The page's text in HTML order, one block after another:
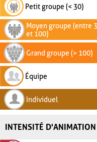
Petit groupe (< 30)
Moyen groupe (entre
et 100)
Grand groupe (> 100)
Équipe
Individuel
INTENSITÉ D'ANIMATION